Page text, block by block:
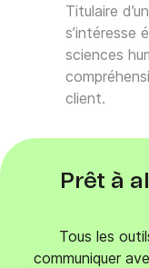
Titulaire
s’intéresse
sciences
client.
Prêt à
Tous les
communiquer